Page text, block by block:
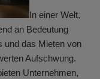
In einer Welt,
an Bedeutung
und das Mieten von
Aufschwung.
Unternehmen,